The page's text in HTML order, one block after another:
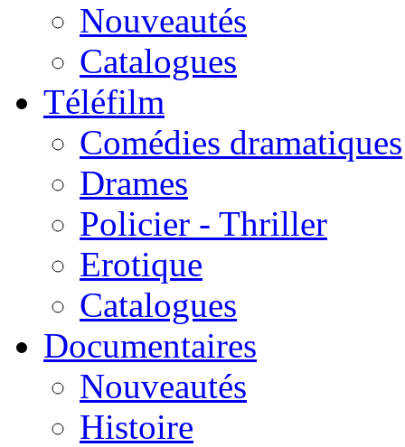
Nouveautés
Catalogues
Téléfilm
Comédies dramatiques
Drames
Policier - Thriller
Erotique
Catalogues
Documentaires
Nouveautés
Histoire